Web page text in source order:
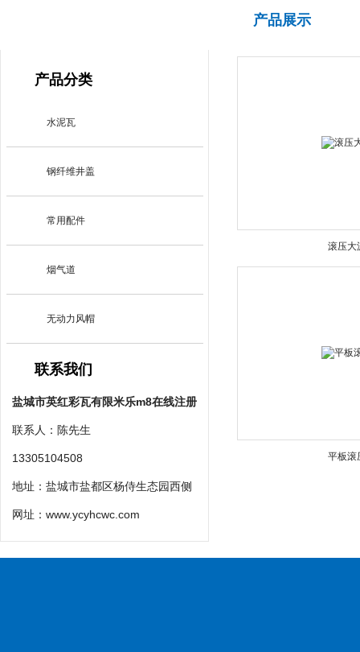
产品分类
水泥瓦
钢纤维井盖
常用配件
烟气道
无动力风帽
联系我们
盐城市英红彩瓦有限米乐m8在线注册
联系人：陈先生
13305104508
地址：盐城市盐都区杨侍生态园西侧
网址： www.ycyhcwc.com
产品展示
滚压大
平板滚